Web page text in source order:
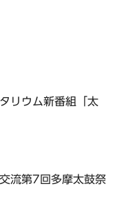
リウム新番組「太
流第7回多摩太鼓祭